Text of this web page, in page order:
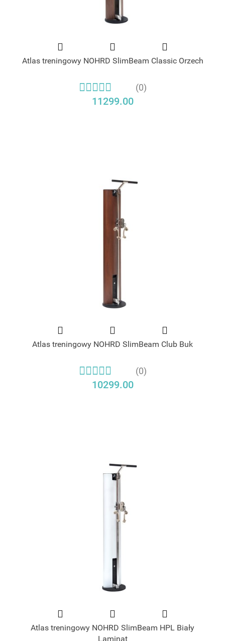
Atlas treningowy NOHRD SlimBeam Classic Orzech
(0)
11299.00
Atlas treningowy NOHRD SlimBeam Club Buk
(0)
10299.00
Atlas treningowy NOHRD SlimBeam HPL Biały
Laminat